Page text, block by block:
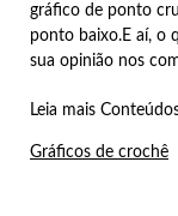
gráfico de ponto
ponto baixo.E aí, o
sua opinião nos
Leia mais
Gráficos de crochê